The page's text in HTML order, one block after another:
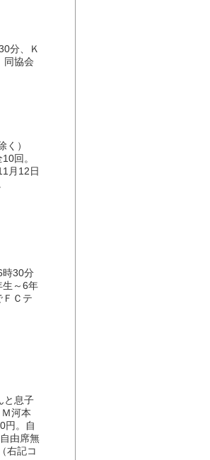
分、Ｋ
同協会
）
回。
月12日
30分
生～6年
Ｃテ
と息子
河本
円。自
由席無
右記コ